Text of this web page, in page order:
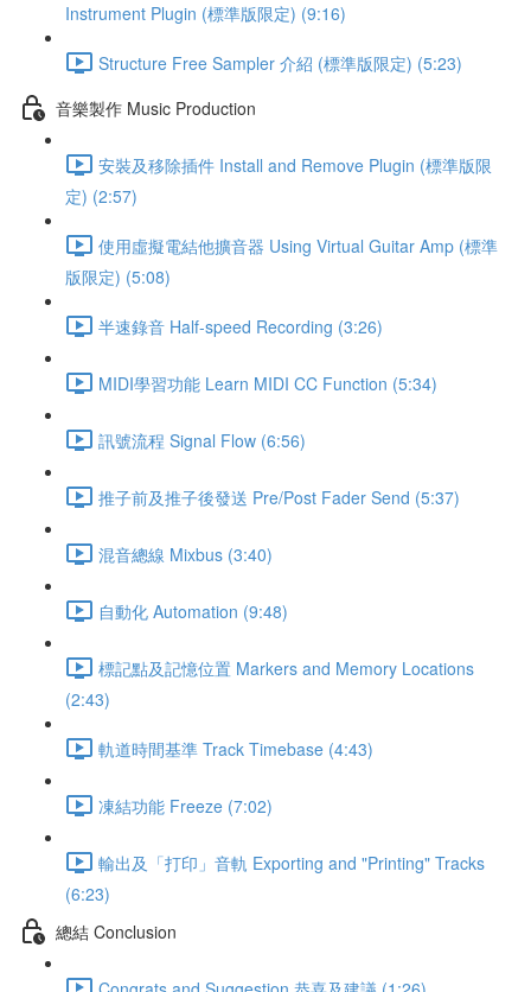
Instrument Plugin (標準版限定) (9:16)
Structure Free Sampler 介紹 (標準版限定) (5:23)
音樂製作 Music Production
安裝及移除插件 Install and Remove Plugin (標準版限
定) (2:57)
使用虛擬電結他擴音器 Using Virtual Guitar Amp (標準
版限定) (5:08)
半速錄音 Half-speed Recording (3:26)
MIDI學習功能 Learn MIDI CC Function (5:34)
訊號流程 Signal Flow (6:56)
推子前及推子後發送 Pre/Post Fader Send (5:37)
混音總線 Mixbus (3:40)
自動化 Automation (9:48)
標記點及記憶位置 Markers and Memory Locations
(2:43)
軌道時間基準 Track Timebase (4:43)
凍結功能 Freeze (7:02)
輸出及「打印」音軌 Exporting and "Printing" Tracks
(6:23)
總結 Conclusion